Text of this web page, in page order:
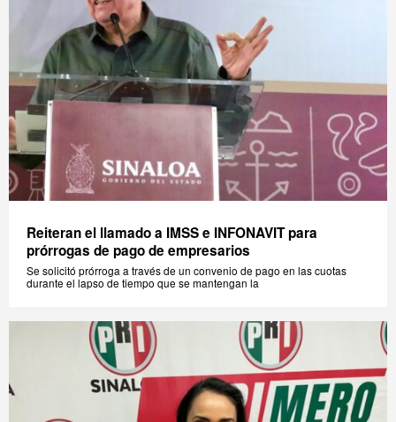
Reiteran el llamado a IMSS e INFONAVIT para
prórrogas de pago de empresarios
Se solicitó prórroga a través de un convenio de pago en las cuotas
durante el lapso de tiempo que se mantengan la